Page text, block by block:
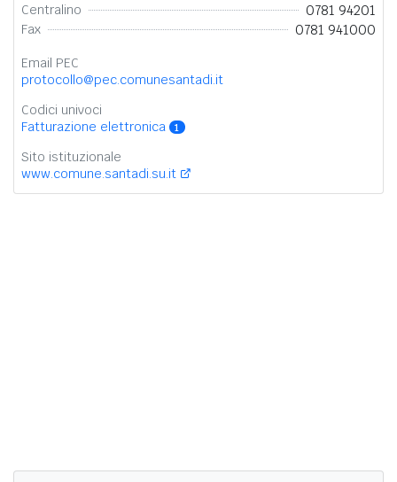
Centralino 0781 94201
Fax 0781 941000
Email PEC
protocollo@pec.comunesantadi.it
Codici univoci
Fatturazione elettronica
1
Sito istituzionale
www.comune.santadi.su.it